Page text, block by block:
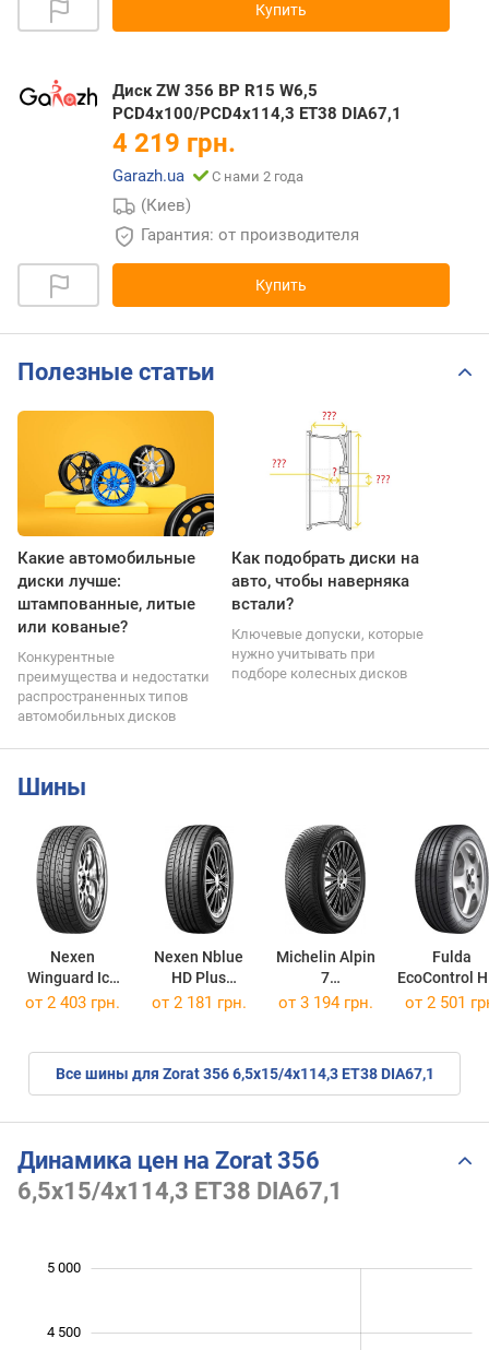
Купить
Диск ZW 356 BP R15 W6,5
PCD4x100/PCD4x114,3 ET38 DIA67,1
4 219 грн.
Garazh.ua С нами 2 года
(Киев)
Гарантия: от производителя
Купить
Полезные статьи
Какие автомобильные
диски лучше:
штампованные, литые
или кованые?
Конкурентные
преимущества и недостатки
распространенных типов
автомобильных дисков
Как подобрать диски на
авто, чтобы наверняка
встали?
Ключевые допуски, которые
нужно учитывать при
подборе колесных дисков
Шины
Nexen
Winguard Ice
195/65 R15 91Q
Nexen Nblue
HD Plus
195/65 R15 91H
Michelin Alpin
7
195/65 R15 91T
Fulda
EcoControl
195/65 R15
от 2 403 грн. от 2 181 грн. от 3 194 грн. от 2 501
Все шины для Zorat 356 6,5x15/4x114,3 ET38 DIA67,1
Динамика цен на Zorat 356
6,5x15/4x114,3 ET38 DIA67,1
5 000
4 500